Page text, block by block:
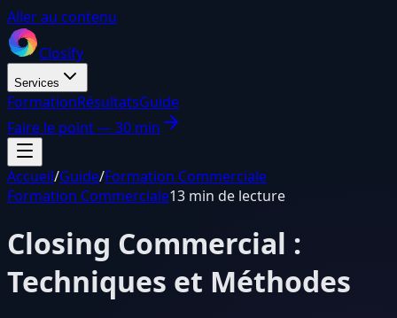
Aller au contenu
Closify
Services
FormationRésultatsGuide
Faire le point — 30 min
Accueil/Guide/Formation Commerciale
Formation Commerciale13 min de lecture
Closing Commercial :
Techniques et Méthodes